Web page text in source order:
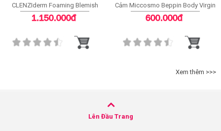
CLENZIderm Foaming Blemish
Cleanser
1.150.000đ
Cảm Miccosmo Beppin Body Virgin
White Serum
600.000đ
Xem thêm >>>
Lên Đầu Trang